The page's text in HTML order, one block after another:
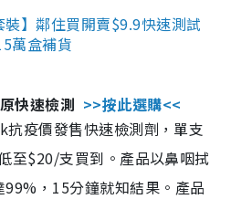
】鄰住買開賣$9.9快速測試
萬盒補貨
快速檢測 >>按此選購<<
抗疫價發售快速檢測劑，單支
至$20/支買到。產品以鼻咽拭
，15分鐘就知結果。產品